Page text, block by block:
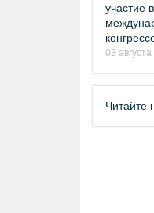
участие
03
Читайте